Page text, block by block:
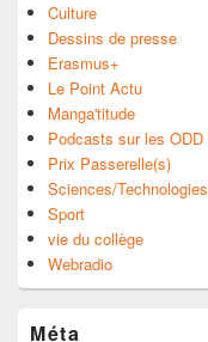
Culture
Dessins de presse
Erasmus+
Le Point Actu
Manga'titude
Podcasts sur les ODD
Prix Passerelle(s)
Sciences/Technologies
Sport
vie du collège
Webradio
Méta